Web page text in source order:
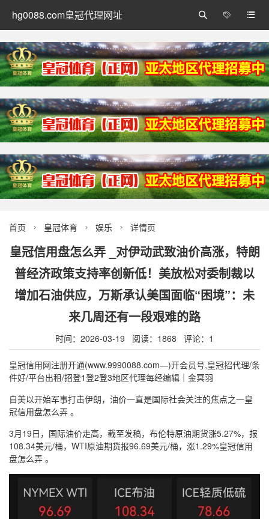
hg0088.com皇冠代理网址 


首页  皇冠体育  娱乐  详情页
皇冠信用盘怎么弄 _对伊动武致油价高涨，特朗
普经济政策支持率创新低！美放松对委制裁以
增加石油供应，万斯承认美国面临“困境”：未
来几周还有一段艰难的路
时间：2026-03-19 阅读：1868 评论：1
皇冠信用网注册开通(www.9990088.com—)开会员号,皇冠招代理/条
件好/平台出租/招登1登2登3地区代理每经编辑｜金冥羽
自美以开始军事打击伊朗，油价一直是国际社会关注的焦点之一皇
冠信用盘怎么弄 。
3月19日，国际油价走高，截至发稿，布伦特原油期货涨5.27%，报
108.34美元/桶，WTI原油期货报96.69美元/桶，涨1.29%皇冠信用
盘怎么弄 。